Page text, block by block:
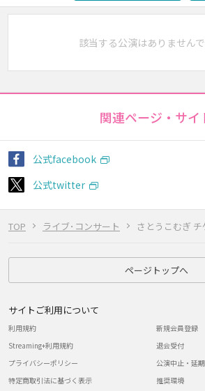
TOP ライブ･コンサート さとうこむぎ チ
該当する公演はありませんで
関連ページ・サイ
公式facebook
公式twitter
ページトップへ
サイトご利用について
利用規約
Streaming+利用規約
プライバシーポリシー
特定商取引法に基づく表示
新規会員登録
退会受付
公演中止・延
推奨環境